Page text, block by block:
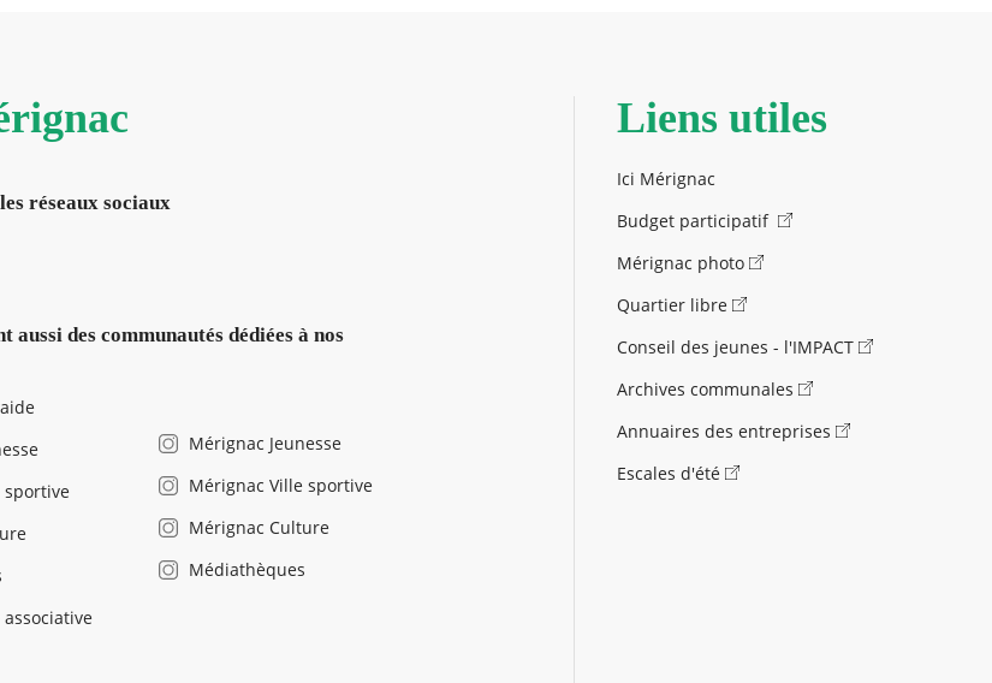
réseaux sociaux
aussi des communautés dédiées à nos
sportive
Mérignac Jeunesse
Mérignac Ville sportive
Mérignac Culture
Médiathèques
Liens utiles
Ici Mérignac
Budget participatif
Mérignac photo
Quartier libre
Conseil des jeunes - l'IMPACT
Archives communales
Annuaires des entreprises
Escales d'été